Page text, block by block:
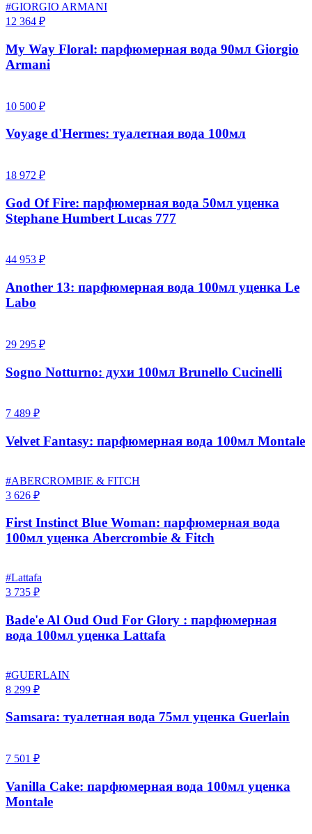
#GIORGIO ARMANI
12 364 ₽
My Way Floral: парфюмерная вода 90мл Giorgio
Armani
10 500 ₽
Voyage d'Hermes: туалетная вода 100мл
18 972 ₽
God Of Fire: парфюмерная вода 50мл уценка
Stephane Humbert Lucas 777
44 953 ₽
Another 13: парфюмерная вода 100мл уценка Le
Labo
29 295 ₽
Sogno Notturno: духи 100мл Brunello Cucinelli
7 489 ₽
Velvet Fantasy: парфюмерная вода 100мл Montale
#ABERCROMBIE & FITCH
3 626 ₽
First Instinct Blue Woman: парфюмерная вода
100мл уценка Abercrombie & Fitch
#Lattafa
3 735 ₽
Bade'e Al Oud Oud For Glory : парфюмерная
вода 100мл уценка Lattafa
#GUERLAIN
8 299 ₽
Samsara: туалетная вода 75мл уценка Guerlain
7 501 ₽
Vanilla Cake: парфюмерная вода 100мл уценка
Montale